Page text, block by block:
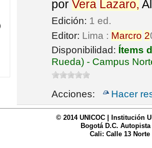
por Vera Lazaro,
Edición: 1 ed.
Editor: Lima : Marcro 2
Disponibilidad: Ítems
Rueda) - Campus
Acciones: Hacer
© 2014 UNICOC | Institución
Bogotá D.C. Autopista
Cali: Calle 13 Norte